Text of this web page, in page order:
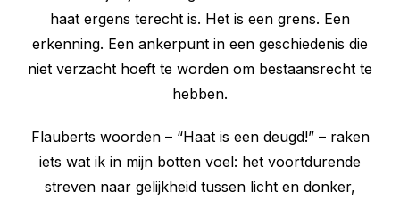
haat ergens terecht is. Het is een grens. Een
erkenning. Een ankerpunt in een geschiedenis die
niet verzacht hoeft te worden om bestaansrecht te
hebben.
Flauberts woorden – “Haat is een deugd!” – raken
iets wat ik in mijn botten voel: het voortdurende
streven naar gelijkheid tussen licht en donker,